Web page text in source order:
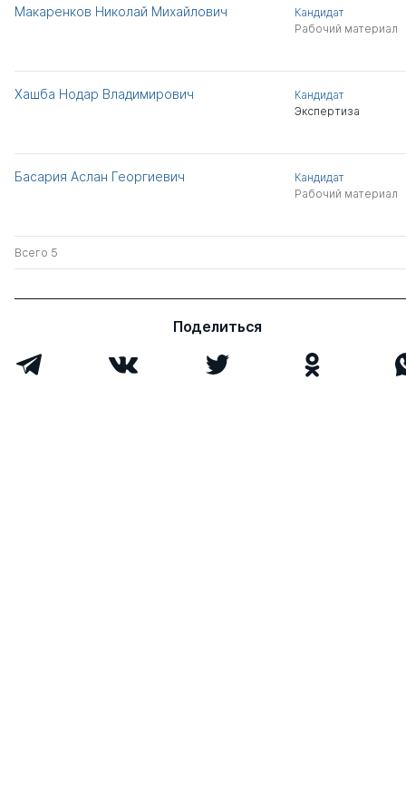
Макаренков Николай Михайлович
Кандидат
Рабочий материал
Хашба Нодар Владимирович
Кандидат
Экспертиза
Басария Аслан Георгиевич
Кандидат
Рабочий материал
Всего 5
Поделиться